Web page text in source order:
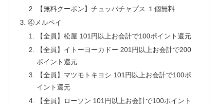
【無料クーポン】チュッパチャプス １個無料
④メルペイ
【全員】松屋 101円以上お会計で100ポイント還元
【全員】イトーヨーカドー 201円以上お会計で200
ポイント還元
【全員】マツモトキヨシ 101円以上お会計で100ポ
イント還元
【全員】ローソン 101円以上お会計で100ポイント